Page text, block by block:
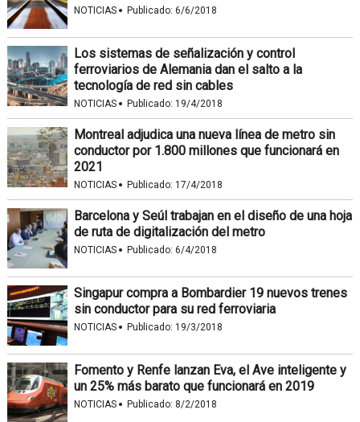
NOTICIAS · Publicado: 6/6/2018
Los sistemas de señalización y control
ferroviarios de Alemania dan el salto a la
tecnología de red sin cables
NOTICIAS · Publicado: 19/4/2018
Montreal adjudica una nueva línea de metro sin
conductor por 1.800 millones que funcionará en
2021
NOTICIAS · Publicado: 17/4/2018
Barcelona y Seúl trabajan en el diseño de una hoja
de ruta de digitalización del metro
NOTICIAS · Publicado: 6/4/2018
Singapur compra a Bombardier 19 nuevos trenes
sin conductor para su red ferroviaria
NOTICIAS · Publicado: 19/3/2018
Fomento y Renfe lanzan Eva, el Ave inteligente y
un 25% más barato que funcionará en 2019
NOTICIAS · Publicado: 8/2/2018